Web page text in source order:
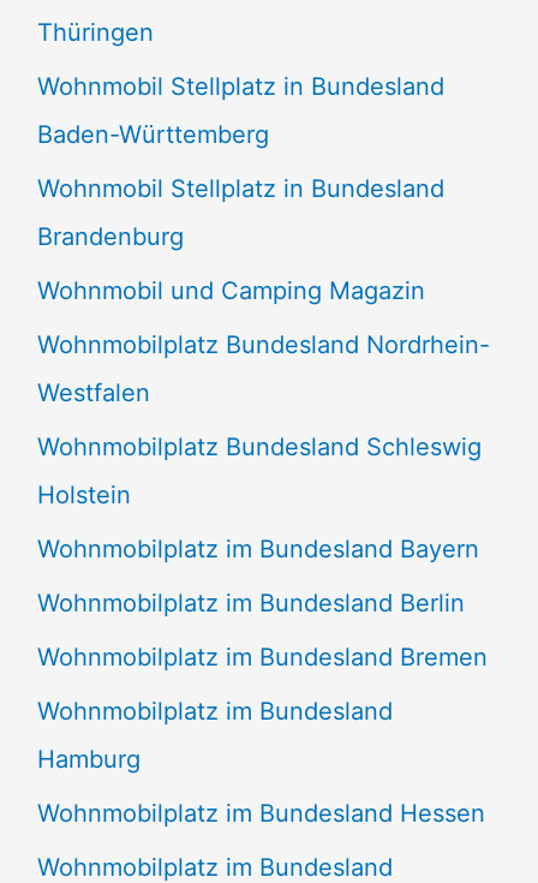
Thüringen
Wohnmobil Stellplatz in Bundesland
Baden-Württemberg
Wohnmobil Stellplatz in Bundesland
Brandenburg
Wohnmobil und Camping Magazin
Wohnmobilplatz Bundesland Nordrhein-
Westfalen
Wohnmobilplatz Bundesland Schleswig
Holstein
Wohnmobilplatz im Bundesland Bayern
Wohnmobilplatz im Bundesland Berlin
Wohnmobilplatz im Bundesland Bremen
Wohnmobilplatz im Bundesland
Hamburg
Wohnmobilplatz im Bundesland Hessen
Wohnmobilplatz im Bundesland